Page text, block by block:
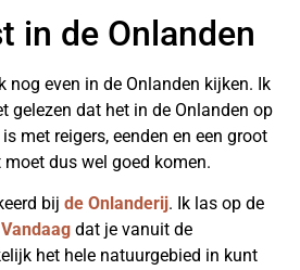
in de Onlanden
nog even in de Onlanden kijken. Ik
gelezen dat het in de Onlanden op
met reigers, eenden en een groot
dus wel goed komen.
bij de Onlanderij. Ik las op de
dat je vanuit de
het hele natuurgebied in kunt